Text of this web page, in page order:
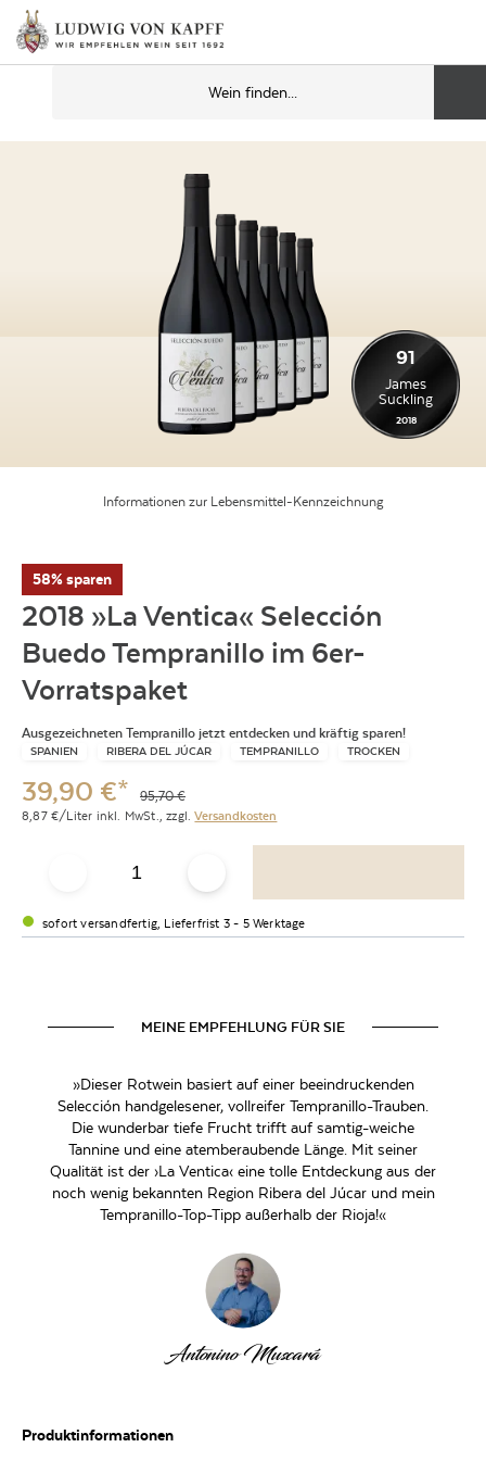
Informationen zur Lebensmittel-Kennzeichnung
91
James
Suckling
2018
58% sparen
2018 »La Ventica« Selección
Buedo Tempranillo im 6er-
Vorratspaket
Ausgezeichneten Tempranillo jetzt entdecken und kräftig sparen!
SPANIEN RIBERA DEL JÚCAR TEMPRANILLO TROCKEN
39,90 €* 95,70€
8,87 €/Liter inkl. MwSt., zzgl.Versandkosten
sofort versandfertig, Lieferfrist 3 - 5 Werktage
MEINE EMPFEHLUNG FÜR SIE
»Dieser Rotwein basiert auf einer beeindruckenden
Selección handgelesener, vollreifer Tempranillo-Trauben.
Die wunderbar tiefe Frucht trifft auf samtig-weiche
Tannine und eine atemberaubende Länge. Mit seiner
Qualität ist der ›La Ventica‹ eine tolle Entdeckung aus der
noch wenig bekannten Region Ribera del Júcar und mein
Tempranillo-Top-Tipp außerhalb der Rioja!«
Antonino Muscará
Produktinformationen